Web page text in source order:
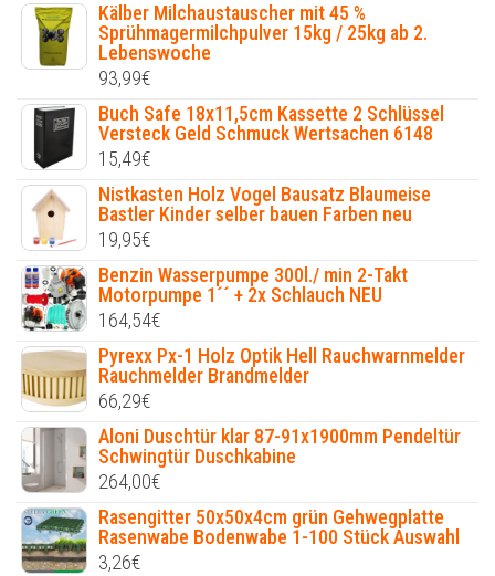
Kälber Milchaustauscher mit 45 %
Sprühmagermilchpulver 15kg / 25kg ab 2.
Lebenswoche
93,99€
Buch Safe 18x11,5cm Kassette 2 Schlüssel
Versteck Geld Schmuck Wertsachen 6148
15,49€
Nistkasten Holz Vogel Bausatz Blaumeise
Bastler Kinder selber bauen Farben neu
19,95€
Benzin Wasserpumpe 300l./ min 2-Takt
Motorpumpe 1´´ + 2x Schlauch NEU
164,54€
Pyrexx Px-1 Holz Optik Hell Rauchwarnmelder
Rauchmelder Brandmelder
66,29€
Aloni Duschtür klar 87-91x1900mm Pendeltür
Schwingtür Duschkabine
264,00€
Rasengitter 50x50x4cm grün Gehwegplatte
Rasenwabe Bodenwabe 1-100 Stück Auswahl
3,26€